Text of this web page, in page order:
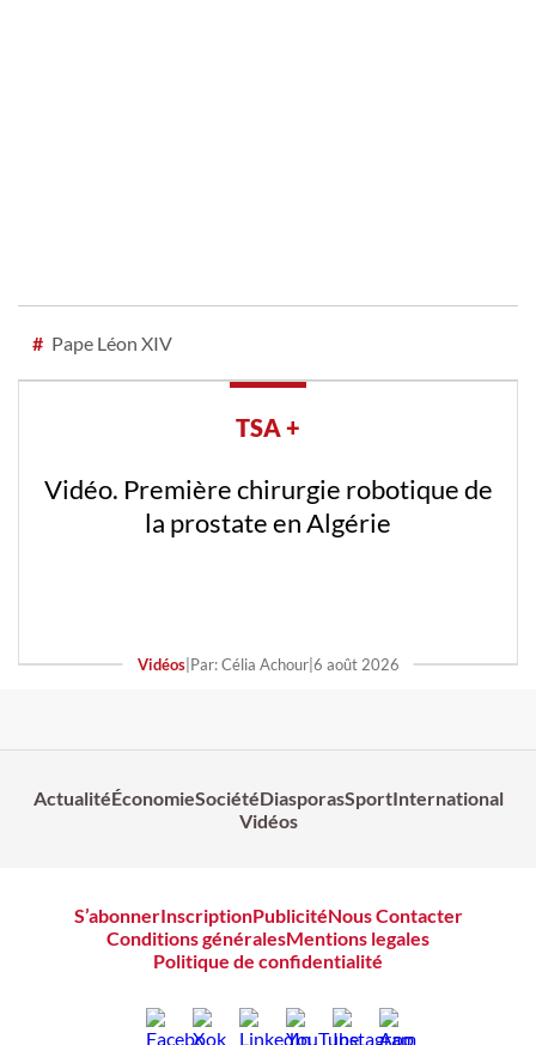
# Pape Léon XIV
TSA +
Vidéo. Première chirurgie robotique de
la prostate en Algérie
Vidéos| Par: Célia Achour| 6 août 2026
ActualitéÉconomieSociétéDiasporasSportInternational
Vidéos
S’abonnerInscriptionPublicitéNous Contacter
Conditions généralesMentions legales
Politique de confidentialité